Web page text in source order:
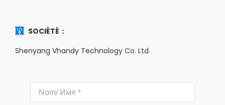
SOCIÉTÉ：
Shenyang Vhandy Technology Co. Ltd.